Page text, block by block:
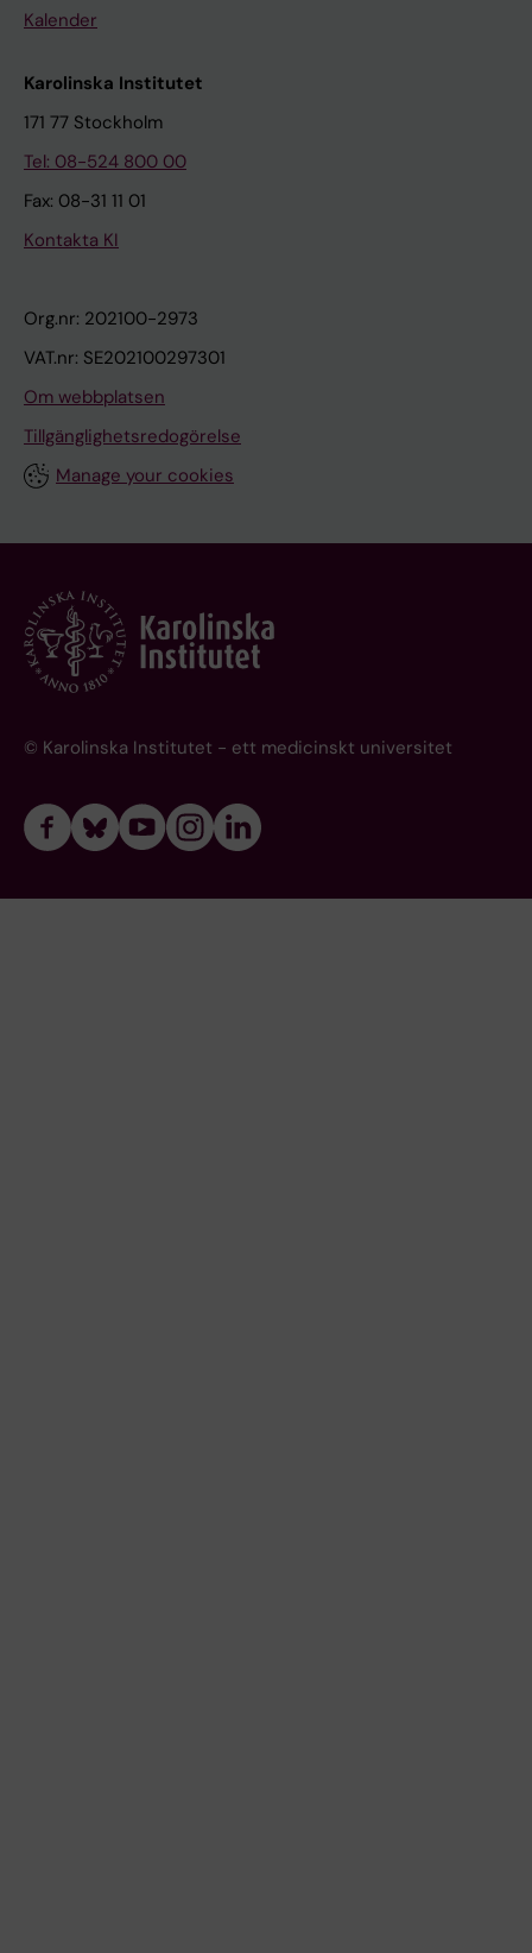
Kalender
Karolinska Institutet
171 77 Stockholm
Tel: 08-524 800 00
Fax: 08-31 11 01
Kontakta KI
Org.nr: 202100-2973
VAT.nr: SE202100297301
Om webbplatsen
Tillgänglighetsredogörelse
Manage your cookies
© Karolinska Institutet - ett medicinskt universitet